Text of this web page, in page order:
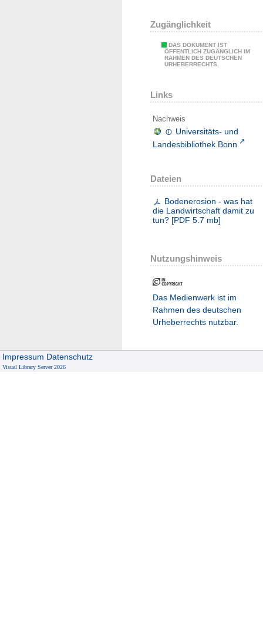
Zugänglichkeit
DAS DOKUMENT IST
ÖFFENTLICH ZUGÄNGLICH IM
RAHMEN DES DEUTSCHEN
URHEBERRECHTS.
Links
Nachweis
Universitäts- und
Landesbibliothek Bonn
Dateien
Bodenerosion - was hat
die Landwirtschaft damit zu
tun? [PDF 5.7 mb]
Nutzungshinweis
Das Medienwerk ist im
Rahmen des deutschen
Urheberrechts nutzbar.
Impressum Datenschutz
Visual Library Server 2026